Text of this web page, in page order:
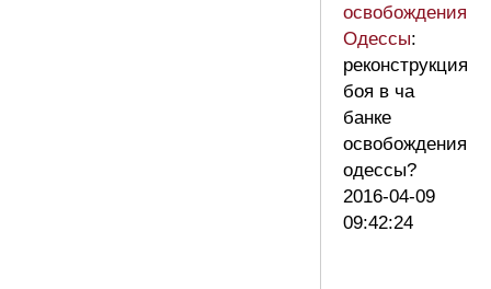
освобождения
Одессы:
реконструкция
боя в ча
банке
освобождения
одессы?
2016-04-09
09:42:24